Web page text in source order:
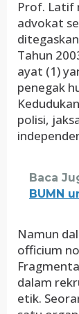
Prof. Latif
advokat
Tahun
ayat (1)
penegak
polisi,
Baca
BUMN
Namun
officium
dalam
etik.